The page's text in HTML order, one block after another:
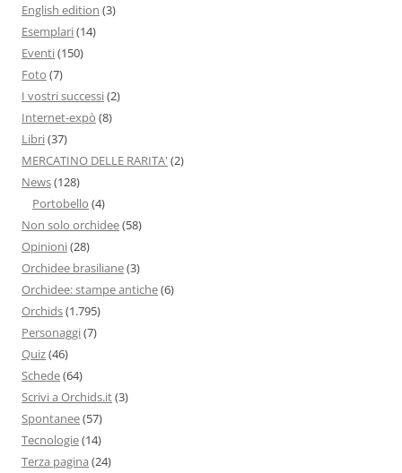
English edition (3)
Esemplari(14)
Eventi(150)
Foto (7)
I vostri successi(2)
Internet-expò (8)
Libri(37)
MERCATINO DELLE RARITA' (2)
News(128)
Portobello (4)
Non solo orchidee(58)
Opinioni(28)
Orchidee brasiliane(3)
Orchidee: stampe antiche(6)
Orchids(1.795)
Personaggi(7)
Quiz(46)
Schede(64)
Scrivi a Orchids.it(3)
Spontanee(57)
Tecnologie(14)
Terza pagina (24)